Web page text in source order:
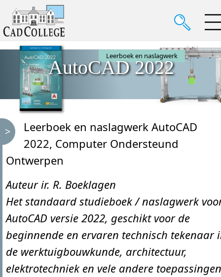
Leerboek en naslagwerk
AutoCAD 2022
Leerboek en naslagwerk AutoCAD
2022, Computer Ondersteund
Ontwerpen
Auteur ir. R. Boeklagen
Het standaard studieboek / naslagwerk
AutoCAD versie 2022, geschikt voor de
beginnende en ervaren technisch tekenaar
de werktuigbouwkunde, architectuur,
elektrotechniek en vele andere